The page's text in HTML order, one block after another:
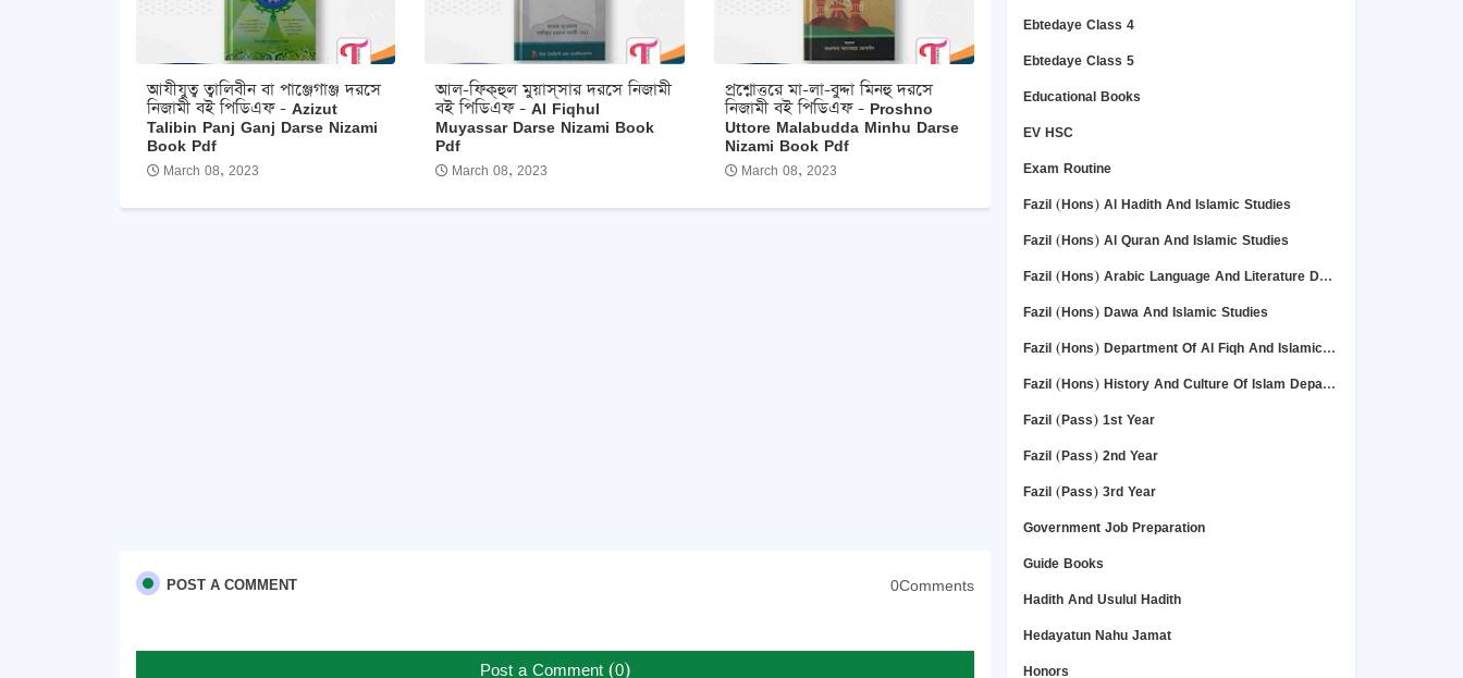
আযীযুত্ব ত্বালিবীন বা পাঞ্জেগাঞ্জ দরসে
নিজামী বই পিডিএফ - Azizut
Talibin Panj Ganj Darse Nizami
Book Pdf
March 08, 2023
আল-ফিক্‌হুল মুয়াস্‌সার দরসে নিজামী
বই পিডিএফ - Al Fiqhul
Muyassar Darse Nizami Book
Pdf
March 08, 2023
প্রশ্নোত্তরে মা-লা-বুদ্দা মিনহু দরসে
নিজামী বই পিডিএফ - Proshno
Uttore Malabudda Minhu Darse
Nizami Book Pdf
March 08, 2023
POST A COMMENT 0Comments
Post a Comment (0)
Ebtedaye Class 4
Ebtedaye Class 5
Educational Books
EV HSC
Exam Routine
Fazil (Hons) Al Hadith And Islamic Studies
Fazil (Hons) Al Quran And Islamic Studies
Fazil (Hons) Arabic Language And Literature Deper Department
Fazil (Hons) Dawa And Islamic Studies
Fazil (Hons) Department Of Al Fiqh And Islamic Studies
Fazil (Hons) History And Culture Of Islam Department
Fazil (Pass) 1st Year
Fazil (Pass) 2nd Year
Fazil (Pass) 3rd Year
Government Job Preparation
Guide Books
Hadith And Usulul Hadith
Hedayatun Nahu Jamat
Honors